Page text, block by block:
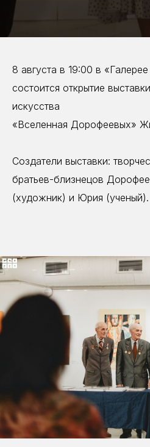
8 августа в 19:00 в
состоится открытие
искусства
«Вселенная Дорофеевых»
Создатели выставки:
братьев-близнецов
(художник) и Юрия (ученый).